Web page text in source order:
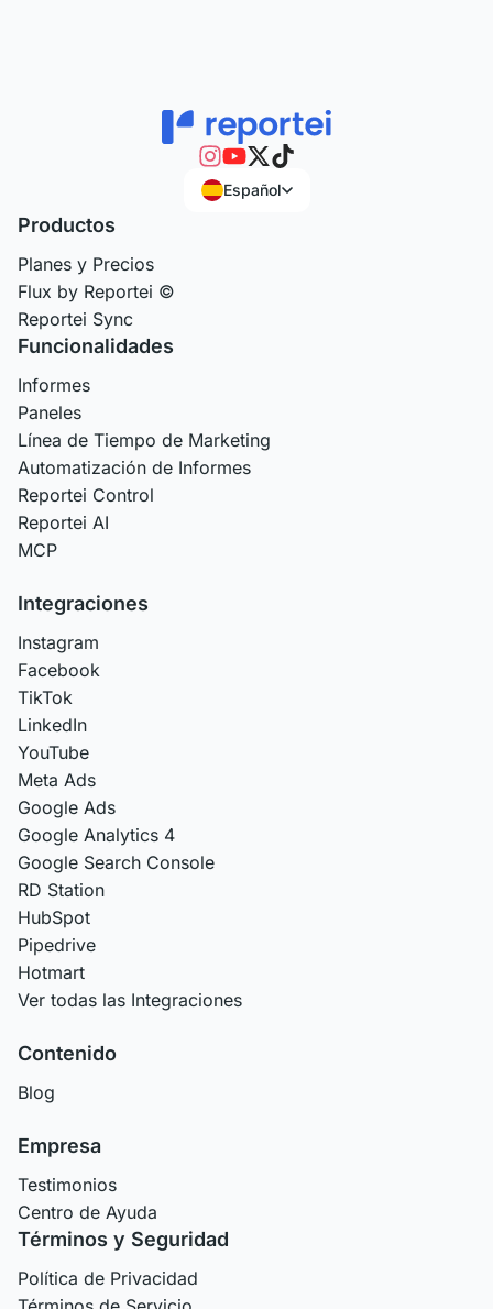
Español
Productos
Planes y Precios
Flux by Reportei ©
Reportei Sync
Funcionalidades
Informes
Paneles
Línea de Tiempo de Marketing
Automatización de Informes
Reportei Control
Reportei AI
MCP
Integraciones
Instagram
Facebook
TikTok
LinkedIn
YouTube
Meta Ads
Google Ads
Google Analytics 4
Google Search Console
RD Station
HubSpot
Pipedrive
Hotmart
Ver todas las Integraciones
Contenido
Blog
Empresa
Testimonios
Centro de Ayuda
Términos y Seguridad
Política de Privacidad